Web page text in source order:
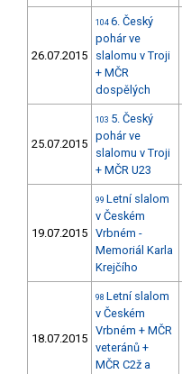
26.07.2015
104 6. Český
pohár ve
slalomu v Troji
+ MČR
dospělých
25.07.2015
103 5. Český
pohár ve
slalomu v Troji
+ MČR U23
19.07.2015
99 Letní slalom
v Českém
Vrbném -
Memoriál Karla
Krejčího
18.07.2015
98 Letní slalom
v Českém
Vrbném + MČR
veteránů +
MČR C2ž a